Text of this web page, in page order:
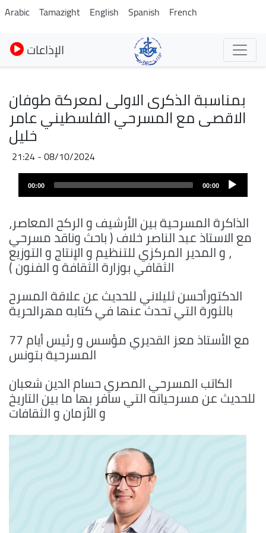
Skip
to
main
content
Arabic Tamazight English Spanish French
الإذاعات
بمناسبة الذكرى الاولى لمعركة طوفان
الاقصى مع المسرحي الفلسطيني عامر
خليل
08/10/2024 - 21:24
Fichier
audio
00:00
00:00
الذاكرة المسرحية بين الأرشيف و الركح المعاصر،
مع الاستاذ عبد الناصر خلاف ( باحث وناقد مسرحي
، و المدير المركزي للتنظيم و الإنتاج و التوزيع
الثقافي بوزارة الثقافة و الفنون )
الدكتورأحسن ثليلاني للحديث عن علاقة المسرح
بالثورة التي تحدث عنها في كتابه مهرالحرية
مع الأستاذ معز القديري مؤسس و رئيس أيام 77
المسرحية بتونس
الكاتب المسرحي المصري حسام الدين شعبان
للحديث عن مسرحياته التي سافر بها ما بين التاريخ
و الأزمان و الثقافات